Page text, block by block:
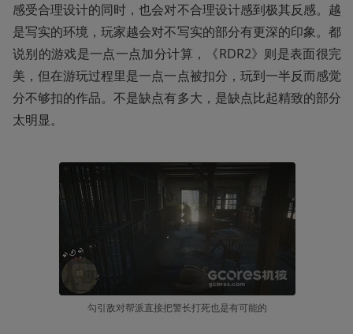
感受合理设计的同时，也会对不合理设计感到极其反感。越
是写实的环境，玩家越会对不写实的部分有更深的印象。都
说别的游戏是一点一点加分计算，《RDR2》则是表面很完
美，但在游玩过程里是一点一点被扣分，玩到一半反而感觉
分不够扣的作品。不是缺点有多大，是缺点比起精致的部分
太明显。
勾引敌对帮派直接把警长打死也是有可能的